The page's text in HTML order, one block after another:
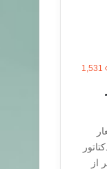
1,531
از